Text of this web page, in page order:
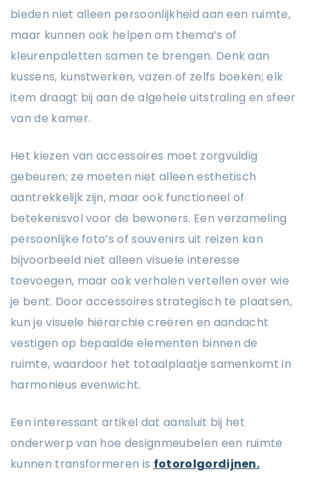
bieden niet alleen persoonlijkheid aan een ruimte,
maar kunnen ook helpen om thema’s of
kleurenpaletten samen te brengen. Denk aan
kussens, kunstwerken, vazen of zelfs boeken; elk
item draagt bij aan de algehele uitstraling en sfeer
van de kamer.
Het kiezen van accessoires moet zorgvuldig
gebeuren; ze moeten niet alleen esthetisch
aantrekkelijk zijn, maar ook functioneel of
betekenisvol voor de bewoners. Een verzameling
persoonlijke foto’s of souvenirs uit reizen kan
bijvoorbeeld niet alleen visuele interesse
toevoegen, maar ook verhalen vertellen over wie
je bent. Door accessoires strategisch te plaatsen,
kun je visuele hiërarchie creëren en aandacht
vestigen op bepaalde elementen binnen de
ruimte, waardoor het totaalplaatje samenkomt in
harmonieus evenwicht.
Een interessant artikel dat aansluit bij het
onderwerp van hoe designmeubelen een ruimte
kunnen transformeren is fotorolgordijnen.